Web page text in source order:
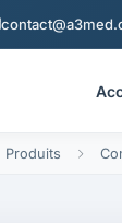
Produits